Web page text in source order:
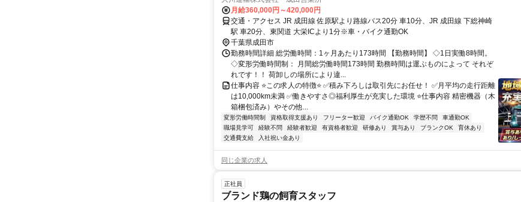
月給360,000円～420,000円
交通・アクセス JR 成田線 佐原駅より路線バス20分 車10分、JR 成田線 下総神崎
駅 車20分、東関道 大栄ICより1分※車・バイク通勤OK
千葉県成田市
勤務時間詳細 総労働時間：1ヶ月あたり173時間 【勤務時間】 ◇1日実働8時間。
◇変形労働時間制： 月間総労働時間173時間 勤務時間は運ぶものによって それぞ
れです！！ 荷卸しの場所により違...
仕事内容 ⭐️この求人の特徴⭐️ ✅️積み下ろしは取引先にお任せ！ ✅️月平均の走行距離
は10,000km未満 ✅️働きやすさ◎福利厚生が充実した環境 ⭐️仕事内容 精密機器（木
箱梱包済み）やその他...
変形労働時間制 資格取得支援あり フリーター歓迎 バイク通勤OK 学歴不問
車通勤OK
職場見学可
経験不問 経験者歓迎 有資格者歓迎 研修あり 賞与あり ブランクOK
育休あり
交通費支給
入社祝い金あり
同じ企業の求人
正社員
ブランド鶏の飼育スタッフ